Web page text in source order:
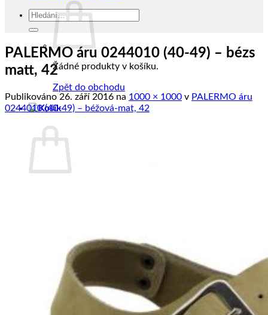
Žádné produkty v košíku.
Zpět do obchodu
Hledat:
PALERMO áru 0244010 (40-49) – bézs
matt, 42
Publikováno 26. září 2016 na 1000 × 1000 v PALERMO áru
0244010 (40-49) – béžová-mat, 42